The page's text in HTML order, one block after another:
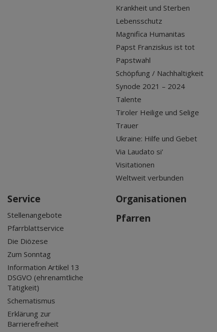
Krankheit und Sterben
Lebensschutz
Magnifica Humanitas
Papst Franziskus ist tot
Papstwahl
Schöpfung / Nachhaltigkeit
Synode 2021 – 2024
Talente
Tiroler Heilige und Selige
Trauer
Ukraine: Hilfe und Gebet
Via Laudato si'
Visitationen
Weltweit verbunden
Service
Stellenangebote
Pfarrblattservice
Die Diözese
Zum Sonntag
Information Artikel 13
DSGVO (ehrenamtliche
Tätigkeit)
Schematismus
Erklärung zur
Barrierefreiheit
Organisationen
Pfarren